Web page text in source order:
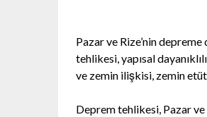
Pazar ve Rize’nin
tehlikesi, yapısal
ve zemin ilişkisi, zemin
Deprem tehlikesi, Pazar